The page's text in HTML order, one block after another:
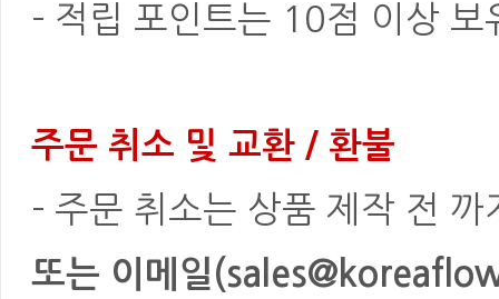
- 적립 포인트는 10점 이상
주문 취소 및 교환 / 환불
- 주문 취소는 상품 제작 전
또는 이메일